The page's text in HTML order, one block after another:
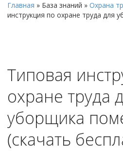
Главная » База знаний » Охрана
инструкция по охране труда для
Типовая
охране труда
уборщика
(скачать